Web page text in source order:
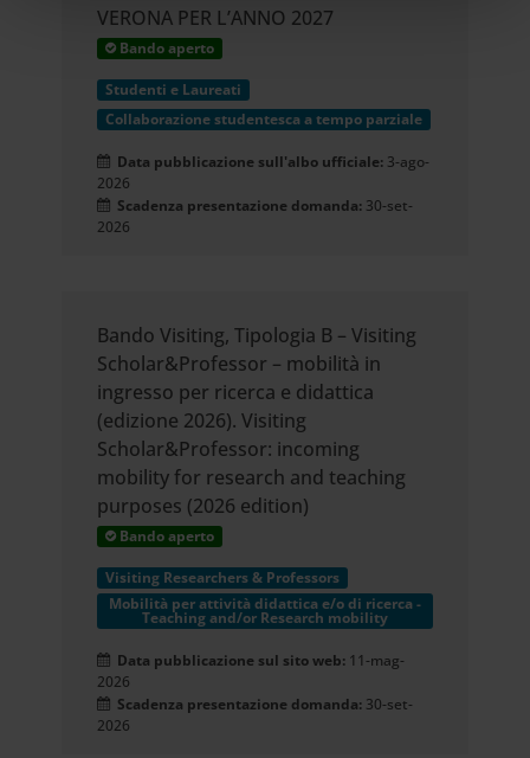
un'approssimazione di
qualche metro,
Identificare il tuo dispositivo,
scansionandolo attivamente
alla ricerca di caratteristiche
specifiche (impronte digitali).
elaborati i tuoi dati personali e
imposta le tue preferenze nella
sezione dettagli. Puoi modificare
o ritirare il tuo consenso in
qualsiasi momento dalla
Dichiarazione sui cookie.
Utilizziamo i cookie per
personalizzare contenuti ed
annunci, per fornire funzionalità
VERONA PER L’ANNO 2027
Bando aperto
Studenti e Laureati
Collaborazione studentesca a tempo parziale
Data pubblicazione sull'albo ufficiale: 3-ago-
2026
Scadenza presentazione domanda: 30-set-
2026
Bando Visiting, Tipologia B – Visiting
Scholar&Professor – mobilità in
ingresso per ricerca e didattica
(edizione 2026). Visiting
Scholar&Professor: incoming
mobility for research and teaching
purposes (2026 edition)
Bando aperto
Visiting Researchers & Professors
Mobilità per attività didattica e/o di ricerca -
Teaching and/or Research mobility
Data pubblicazione sul sito web: 11-mag-
2026
Scadenza presentazione domanda: 30-set-
2026